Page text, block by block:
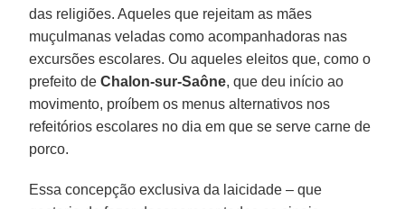
das religiões. Aqueles que rejeitam as mães
muçulmanas veladas como acompanhadoras nas
excursões escolares. Ou aqueles eleitos que, como o
prefeito deChalon-sur-Saône, que deu início ao
movimento, proíbem os menus alternativos nos
refeitórios escolares no dia em que se serve carne de
porco.
Essa concepção exclusiva da laicidade – que